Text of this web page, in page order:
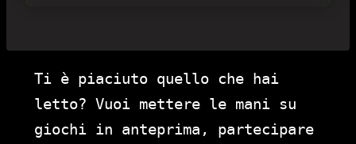
Ti è piaciuto quello che hai
letto? Vuoi mettere le mani su
giochi in anteprima, partecipare